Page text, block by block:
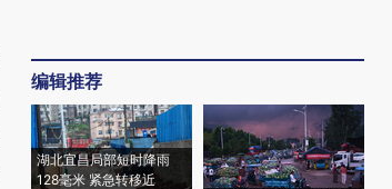
编辑推荐
湖北宜昌局部短时降雨
128毫米 紧急转移近